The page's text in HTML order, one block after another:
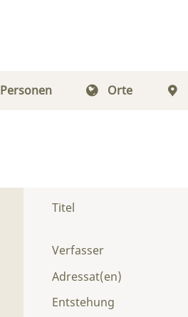
Personen Orte
Titel
Verfasser
Adressat(en)
Entstehung